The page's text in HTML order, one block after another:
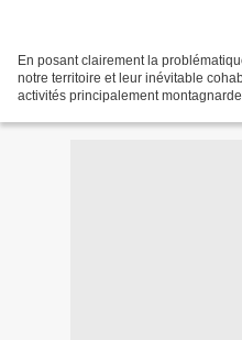
En posant clairement la
notre territoire et leur inévitable
activités principalement